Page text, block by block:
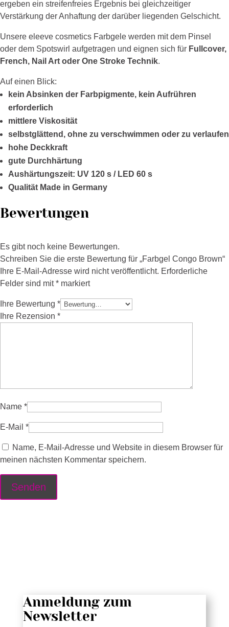
ergeben ein streifenfreies Ergebnis bei gleichzeitiger
Verstärkung der Anhaftung der darüber liegenden Gelschicht.
Unsere eleeve cosmetics Farbgele werden mit dem Pinsel
oder dem Spotswirl aufgetragen und eignen sich für Fullcover,
French, Nail Art oder One Stroke Technik.
Auf einen Blick:
kein Absinken der Farbpigmente, kein Aufrühren
erforderlich
mittlere Viskosität
selbstglättend, ohne zu verschwimmen oder zu verlaufen
hohe Deckkraft
gute Durchhärtung
Aushärtungszeit: UV 120 s / LED 60 s
Qualität Made in Germany
Bewertungen
Es gibt noch keine Bewertungen.
Schreiben Sie die erste Bewertung für „Farbgel Congo Brown“
Ihre E-Mail-Adresse wird nicht veröffentlicht. Erforderliche
Felder sind mit* markiert
Ihre Bewertung *
Ihre Rezension *
Name *
E-Mail *
Name, E-Mail-Adresse und Website in diesem Browser für
meinen nächsten Kommentar speichern.
Anmeldung zum
Newsletter